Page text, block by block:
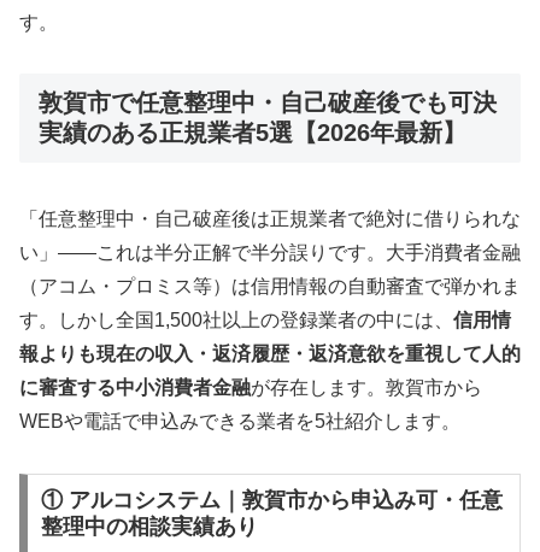
す。
敦賀市で任意整理中・自己破産後でも可決
実績のある正規業者5選【2026年最新】
「任意整理中・自己破産後は正規業者で絶対に借りられな
い」——これは半分正解で半分誤りです。大手消費者金融
（アコム・プロミス等）は信用情報の自動審査で弾かれま
す。しかし全国1,500社以上の登録業者の中には、 信用情
報よりも現在の収入・返済履歴・返済意欲を重視して人的
に審査する中小消費者金融が存在します。敦賀市から
WEBや電話で申込みできる業者を5社紹介します。
① アルコシステム｜敦賀市から申込み可・任意
整理中の相談実績あり